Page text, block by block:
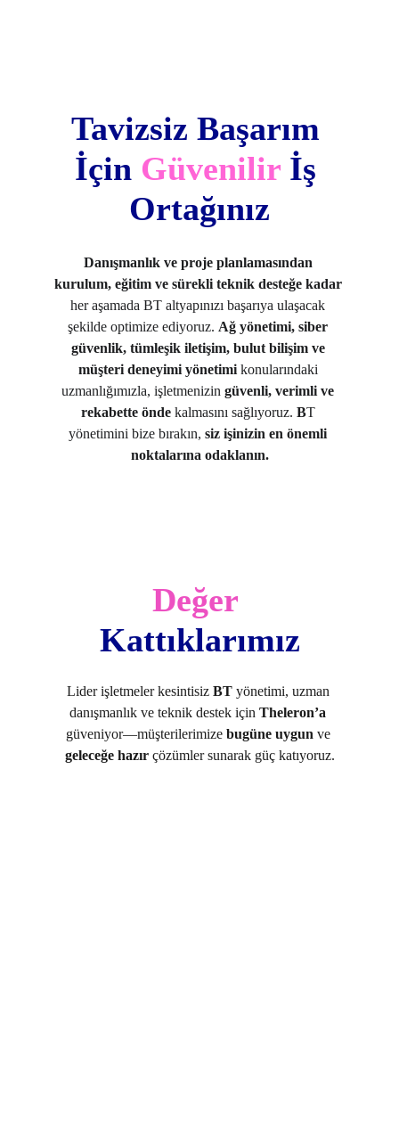
Tavizsiz Başarım
İçin Güvenilir İş
Ortağınız
Danışmanlık ve proje planlamasından
kurulum, eğitim ve sürekli teknik desteğe kadar
her aşamada BT altyapınızı başarıya ulaşacak
şekilde optimize ediyoruz. Ağ yönetimi, siber
güvenlik, tümleşik iletişim, bulut bilişim ve
müşteri deneyimi yönetimi konularındaki
uzmanlığımızla, işletmenizin güvenli, verimli ve
rekabette önde kalmasını sağlıyoruz. BT
yönetimini bize bırakın, siz işinizin en önemli
noktalarına odaklanın.
Değer
Kattıklarımız
Lider işletmeler kesintisiz BT yönetimi, uzman
danışmanlık ve teknik destek için Theleron’a
güveniyor—müşterilerimize bugüne uygun ve
geleceğe hazır çözümler sunarak güç katıyoruz.